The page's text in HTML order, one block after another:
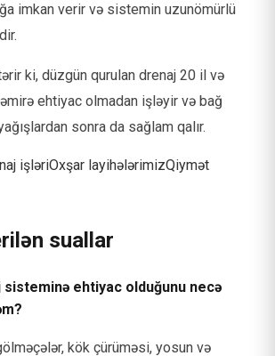
imkan verir və sistemin uzunömürlü
ki, düzgün qurulan drenaj 20 il və
ehtiyac olmadan işləyir və bağ
sonra da sağlam qalır.
işləriOxşar layihələrimizQiymət
suallar
sisteminə ehtiyac olduğunu necə
kök çürüməsi, yosun və